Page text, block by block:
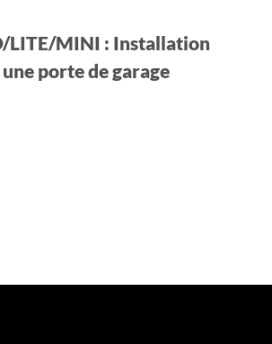
LITE/MINI : Installation
porte de garage